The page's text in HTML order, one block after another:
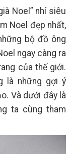
Noel” nhí siêu
Noel đẹp nhất,
bộ đồ ông
ngay càng ra
của thế giới.
là những gợi ý
Và dưới đây là
ta cùng tham